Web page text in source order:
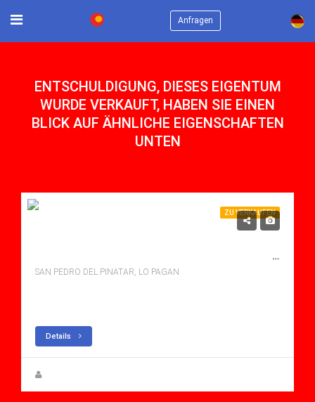
Anfragen ×
ENTSCHULDIGUNG, DIESES EIGENTUM
WURDE VERKAUFT, HABEN SIE EINEN
BLICK AUF ÄHNLICHE EIGENSCHAFTEN
UNTEN
ZU VERKAUFEN
ZU VERKAUFEN APARTMENT IN LO PAGAN, SAN PEDRO DEL PINATAR MIT POOL
SAN PEDRO DEL PINATAR, LO PAGAN
Details